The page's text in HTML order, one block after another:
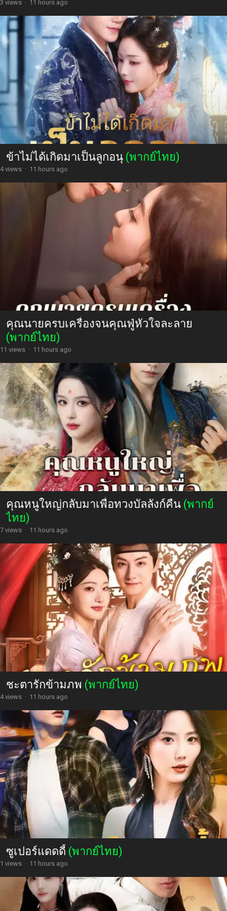
3 views · 11 hours ago
ข้าไม่ได้เกิดมาเป็นลูกอนุ (พากย์ไทย)
4 views · 11 hours ago
คุณนายครบเครื่องจนคุณฟู่หัวใจละลาย
(พากย์ไทย)
11 views · 11 hours ago
คุณหนูใหญ่กลับมาเพื่อทวงบัลลังก์คืน (พากย์
ไทย)
7 views · 11 hours ago
ชะตารักข้ามภพ (พากย์ไทย)
4 views · 11 hours ago
ซูเปอร์แดดดี้ (พากย์ไทย)
1 views · 11 hours ago